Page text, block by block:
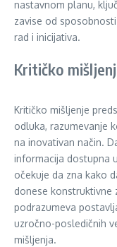
nastavnom planu,
zavise od
rad i inicijativa.
Kritičko
Kritičko mišljenje
odluka, razumevanje
na inovativan način.
informacija dostupna
očekuje da zna kako
donese konstruktivne
podrazumeva
uzročno-posledičnih
mišljenja.